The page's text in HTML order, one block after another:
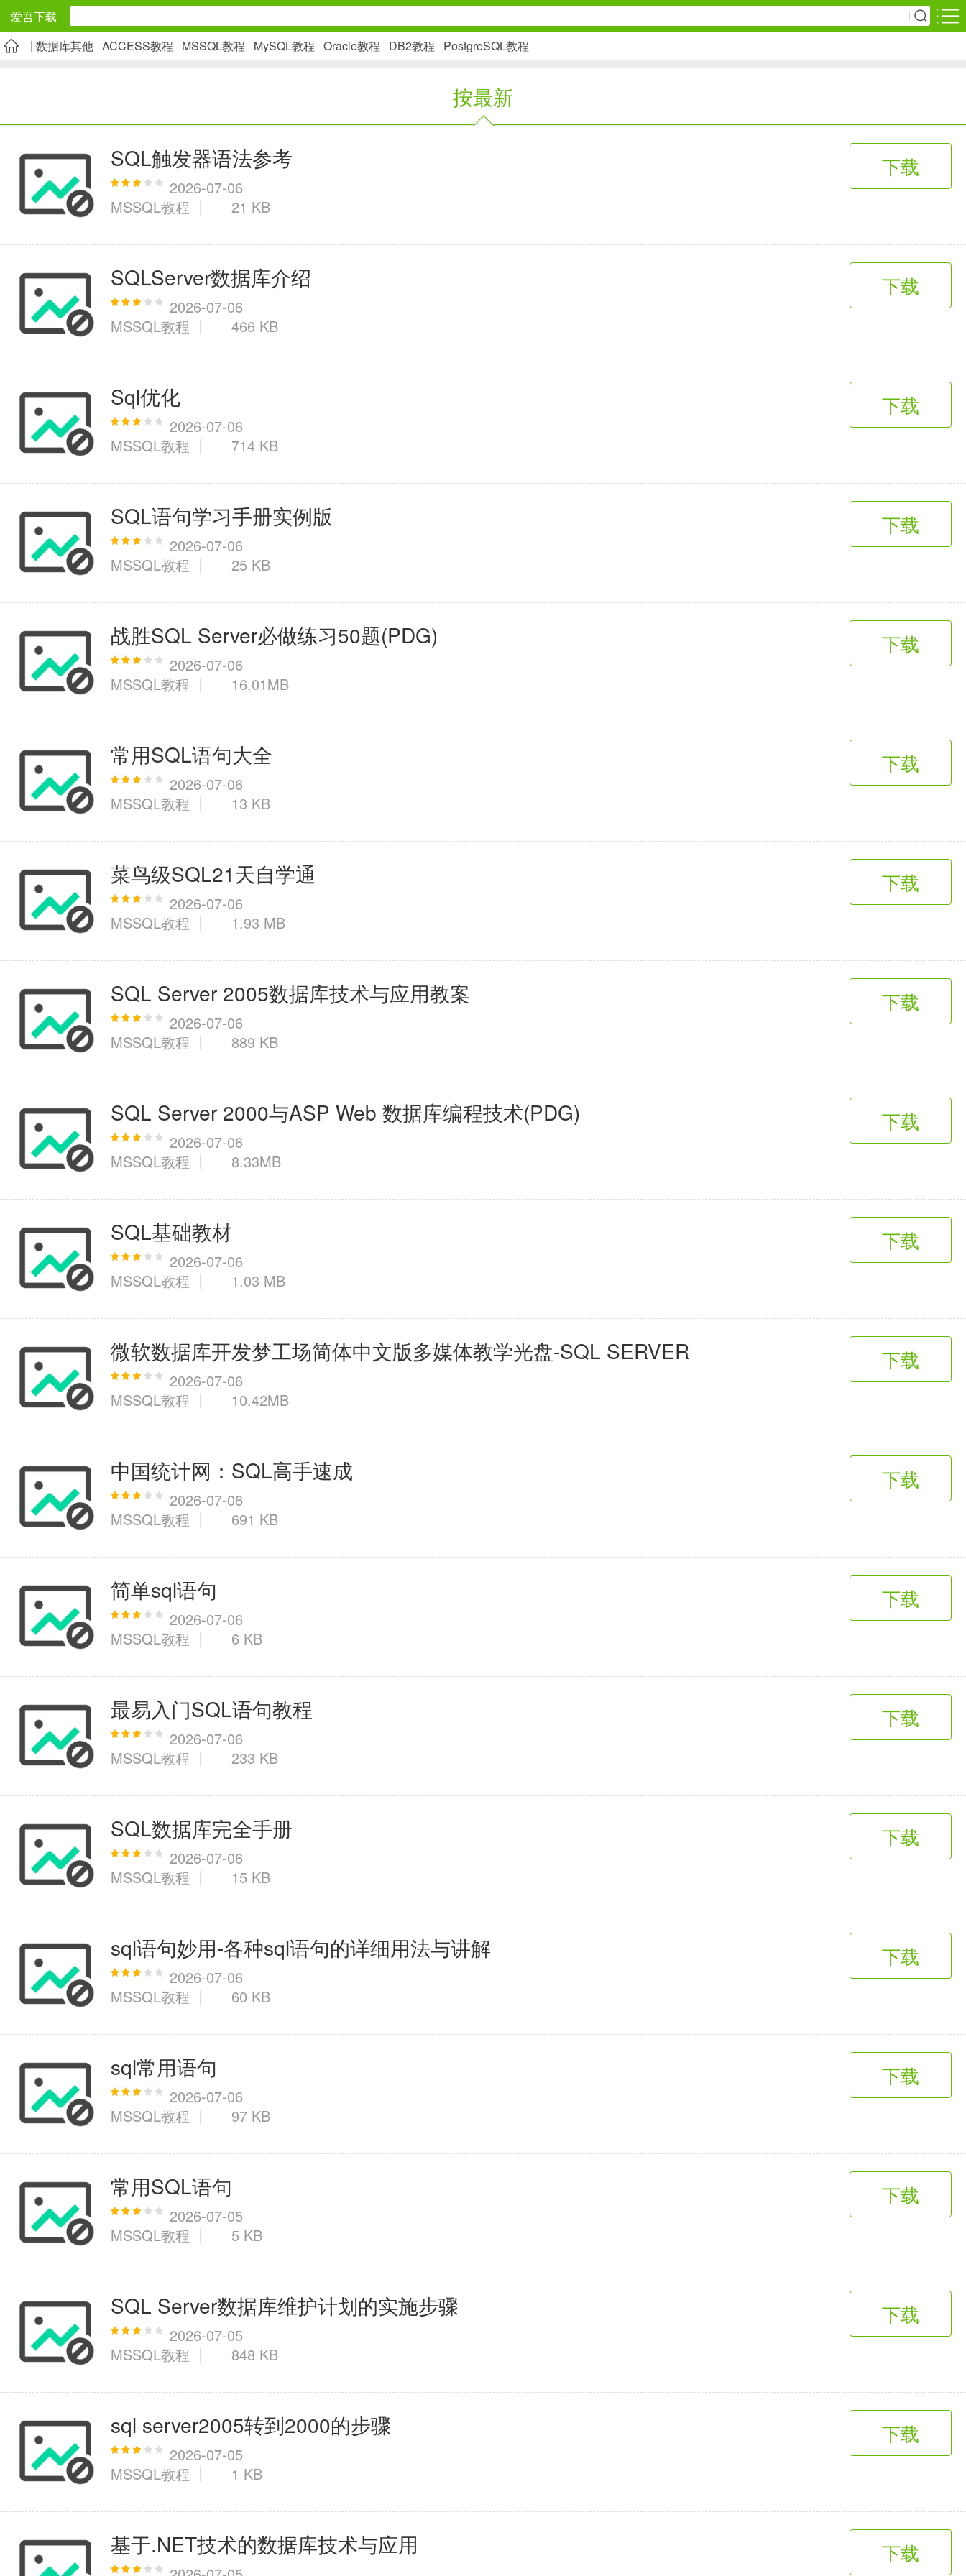
爱吾下载
安卓应用
5千+款应用
社交通讯
2千+款应用
1万+款应用
实用工具
2万+款应用
资讯阅读
1万+款应用
2万+款应用
医疗健康
6千+款应用
母婴育儿
趣味娱乐
图像拍照
9百+款应用
数据库其他 ACCESS教程 MSSQL教程 MySQL教程 Oracle教程 DB2教程 PostgreSQL教程
按最新
SQL触发器语法参考
2026-07-06
MSSQL教程
21 KB
下载
SQLServer数据库介绍
2026-07-06
MSSQL教程
466 KB
下载
Sql优化
2026-07-06
MSSQL教程
714 KB
下载
SQL语句学习手册实例版
2026-07-06
MSSQL教程
25 KB
下载
战胜SQL Server必做练习50题(PDG)
2026-07-06
MSSQL教程
16.01MB
下载
常用SQL语句大全
2026-07-06
MSSQL教程
13 KB
下载
菜鸟级SQL21天自学通
2026-07-06
MSSQL教程
1.93 MB
下载
SQL Server 2005数据库技术与应用教案
2026-07-06
MSSQL教程
889 KB
下载
SQL Server 2000与ASP Web 数据库编程技术(PDG)
2026-07-06
MSSQL教程
8.33MB
下载
SQL基础教材
2026-07-06
MSSQL教程
1.03 MB
下载
微软数据库开发梦工场简体中文版多媒体教学光盘-SQL SERVER
2026-07-06
MSSQL教程
10.42MB
下载
中国统计网：SQL高手速成
2026-07-06
MSSQL教程
691 KB
下载
简单sql语句
2026-07-06
MSSQL教程
6 KB
下载
最易入门SQL语句教程
2026-07-06
MSSQL教程
233 KB
下载
SQL数据库完全手册
2026-07-06
MSSQL教程
15 KB
下载
sql语句妙用-各种sql语句的详细用法与讲解
2026-07-06
MSSQL教程
60 KB
下载
sql常用语句
2026-07-06
MSSQL教程
97 KB
下载
常用SQL语句
2026-07-05
MSSQL教程
5 KB
下载
SQL Server数据库维护计划的实施步骤
2026-07-05
MSSQL教程
848 KB
下载
sql server2005转到2000的步骤
2026-07-05
MSSQL教程
1 KB
下载
基于.NET技术的数据库技术与应用 下载